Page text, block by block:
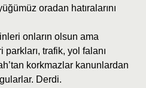
oradan hatıralarını
onların olsun ama
trafik, yol falanı
korkmazlar kanunlardan
Derdi.